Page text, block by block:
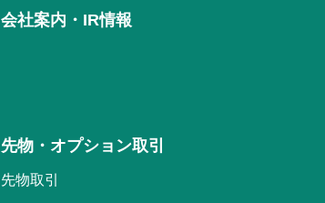
会社案内・IR情報
先物・オプション取引
先物取引